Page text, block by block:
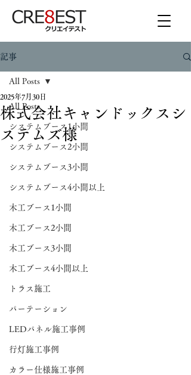
記事
All Posts
システムブース1小間
システムブース2小間
システムブース3小間
システムブース4小間以上
木工ブース1小間
木工ブース2小間
木工ブース3小間
木工ブース4小間以上
トラス施工
パーテーション
LEDパネル施工事例
行灯施工事例
カラー仕様施工事例
All Posts
株式会社キャンドックスシ
ステムズ様
2025年7月30日